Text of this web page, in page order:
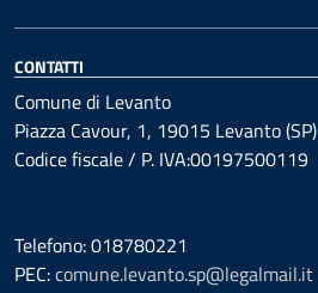
CONTATTI
Comune di Levanto
Piazza Cavour, 1, 19015 Levanto (SP)
Codice fiscale / P. IVA:00197500119
Telefono: 018780221
PEC:comune.levanto.sp@legalmail.it